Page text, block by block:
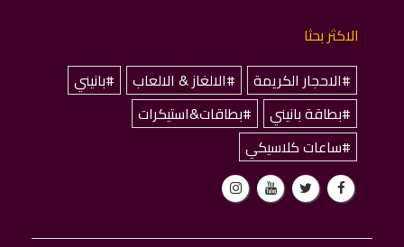
الاكثر بحثا
#الاحجار الكريمة
#الالغاز & الالعاب
#بانيني
#بطاقة بانيني
#بطاقات&استيكرات
#ساعات كلاسيكي